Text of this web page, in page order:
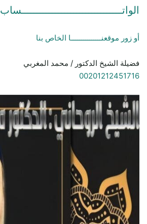
الواتـــــــــــــــــــــــــــــــــساب
أو زور موقعنـــــــــــــــا الخاص بنا
فضيلة الشيخ الدكتور / محمد المغربي
00201212451716